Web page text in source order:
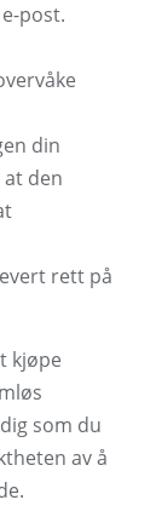
post.
din
den
rett på
kjøpe
som du
av å